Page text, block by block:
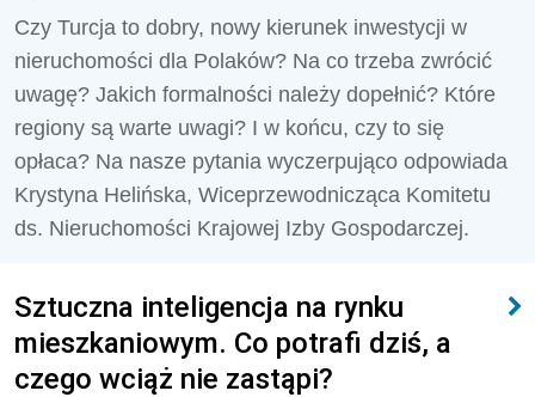
Czy Turcja to dobry, nowy kierunek inwestycji w
nieruchomości dla Polaków? Na co trzeba zwrócić
uwagę? Jakich formalności należy dopełnić? Które
regiony są warte uwagi? I w końcu, czy to się
opłaca? Na nasze pytania wyczerpująco odpowiada
Krystyna Helińska, Wiceprzewodnicząca Komitetu
ds. Nieruchomości Krajowej Izby Gospodarczej.
Sztuczna inteligencja na rynku
mieszkaniowym. Co potrafi dziś, a
czego wciąż nie zastąpi?